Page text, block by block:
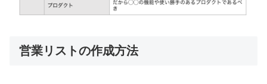
営業リストの作成方法